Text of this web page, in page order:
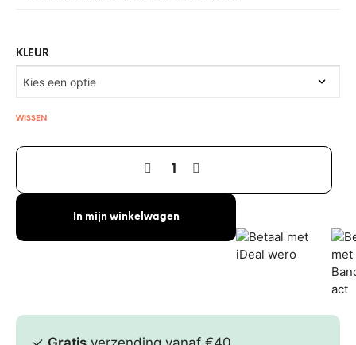
KLEUR
WISSEN
In mijn winkelwagen